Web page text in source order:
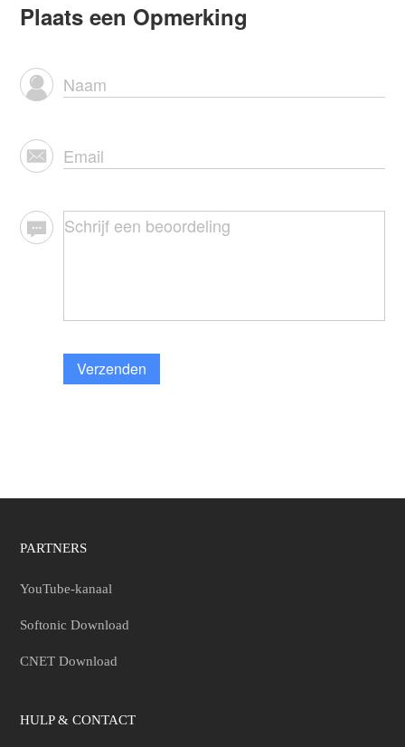
Plaats een Opmerking
Verzenden
PARTNERS
YouTube-kanaal
Softonic Download
CNET Download
HULP & CONTACT